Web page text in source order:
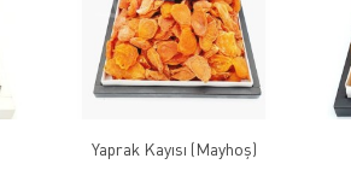
Yaprak Kayısı (Mayhoş)